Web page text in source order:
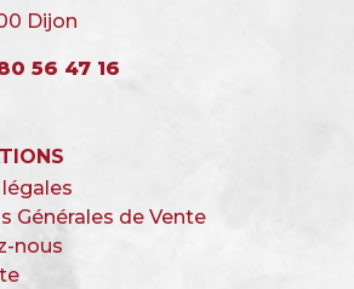
Dijon
56 47 16
Générales de Vente
nous